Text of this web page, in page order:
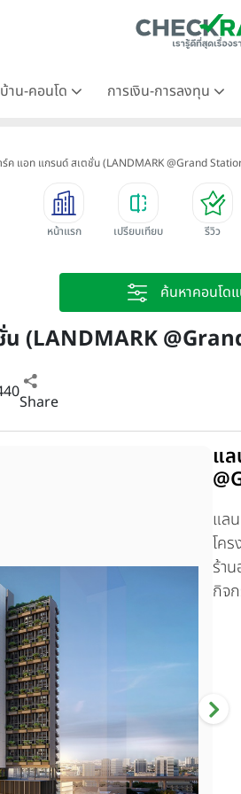
บ้าน-คอนโด การเงิน-การลงทุน
ร์ค แอท แกรนด์ สเตชั่น (LANDMARK @Grand
หน้าแรก เปรียบเทียบ รีวิว
ค้นหาคอนโด
(LANDMARK
Share
แ
แล
โค
ร้า
กิจ